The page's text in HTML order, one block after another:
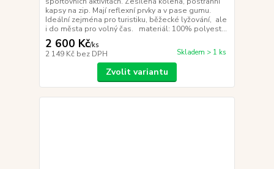
kapsy na zip. Mají reflexní prvky a v pase gumu.
Ideální zejména pro turistiku, běžecké lyžování, ale
i do města pro volný čas. materiál: 100% polyest...
2 600 Kč/ks
2 149 Kč bez DPH Skladem > 1 ks
Zvolit variantu